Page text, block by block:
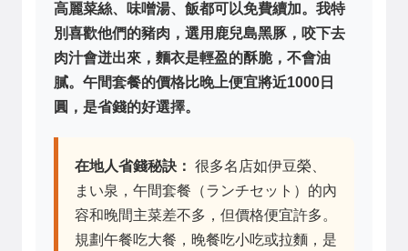
高麗菜絲、味噌湯、飯都可以免費續加。我特
別喜歡他們的豬肉，選用鹿兒島黑豚，咬下去
肉汁會迸出來，麵衣是輕盈的酥脆，不會油
膩。午間套餐的價格比晚上便宜將近1000日
圓，是省錢的好選擇。
在地人省錢秘訣： 很多名店如伊豆榮、
まい泉，午間套餐（ランチセット）的內
容和晚間主菜差不多，但價格便宜許多。
規劃午餐吃大餐，晚餐吃小吃或拉麵，是